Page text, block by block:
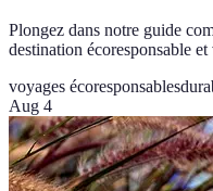
Plongez dans notre guide
destination écoresponsable
voyages écoresponsables
Aug 4